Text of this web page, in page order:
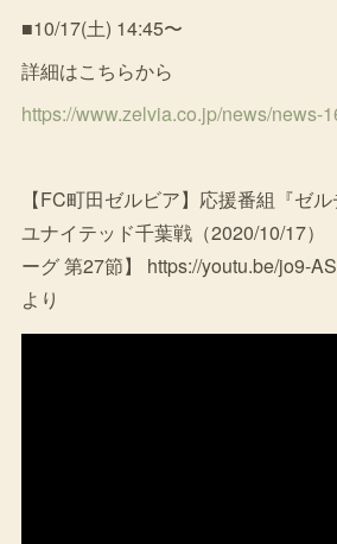
■10/17(土) 14:45〜
詳細はこちらから
https://www.zelvia.co.jp/news/news-
【FC町田ゼルビア】応援番組『ゼ
ユナイテッド千葉戦（2020/10/17）
ーグ 第27節】 https://youtu.be/jo9-
より